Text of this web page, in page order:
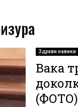
Здрави навики
Вака
(ФОТО)